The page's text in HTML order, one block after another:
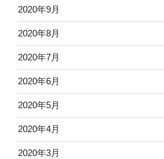
2020年9月
2020年8月
2020年7月
2020年6月
2020年5月
2020年4月
2020年3月